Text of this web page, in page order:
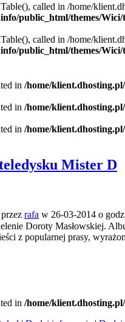
called in /home/
public_html/themes/Wici/
called in /home/
public_html/themes/Wici/
in /home/
in /home/
in /home/
Mister D
rafa w 26-03-2014 o
Doroty Masłowskiej.
z popular­nej prasy,
in /home/